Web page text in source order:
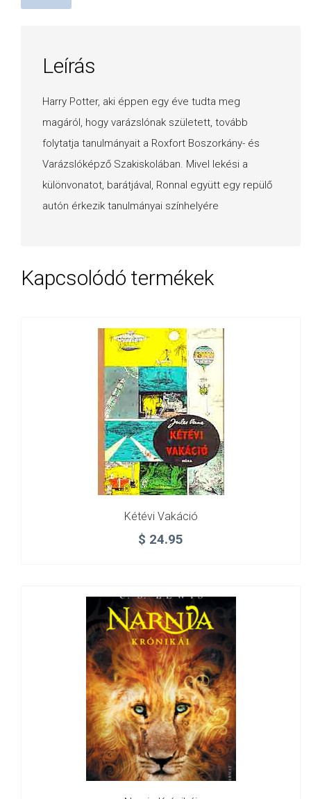
Leírás
Harry Potter, aki éppen egy éve tudta meg
magáról, hogy varázslónak született, tovább
folytatja tanulmányait a Roxfort Boszorkány- és
Varázslóképző Szakiskolában. Mivel lekési a
különvonatot, barátjával, Ronnal együtt egy repülő
autón érkezik tanulmányai színhelyére
Kapcsolódó termékek
Kétévi Vakáció
$ 24.95